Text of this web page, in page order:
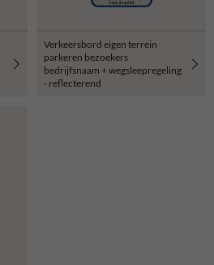
Verkeersbord eigen terrein
parkeren bezoekers
bedrijfsnaam + wegsleepregeling
- reflecterend